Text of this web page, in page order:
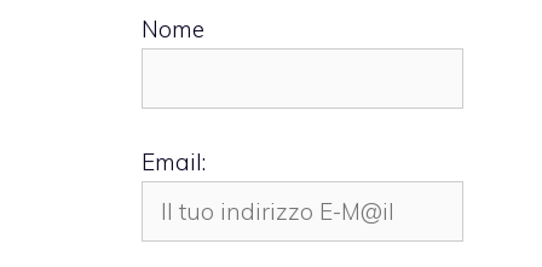
Nome
Email: